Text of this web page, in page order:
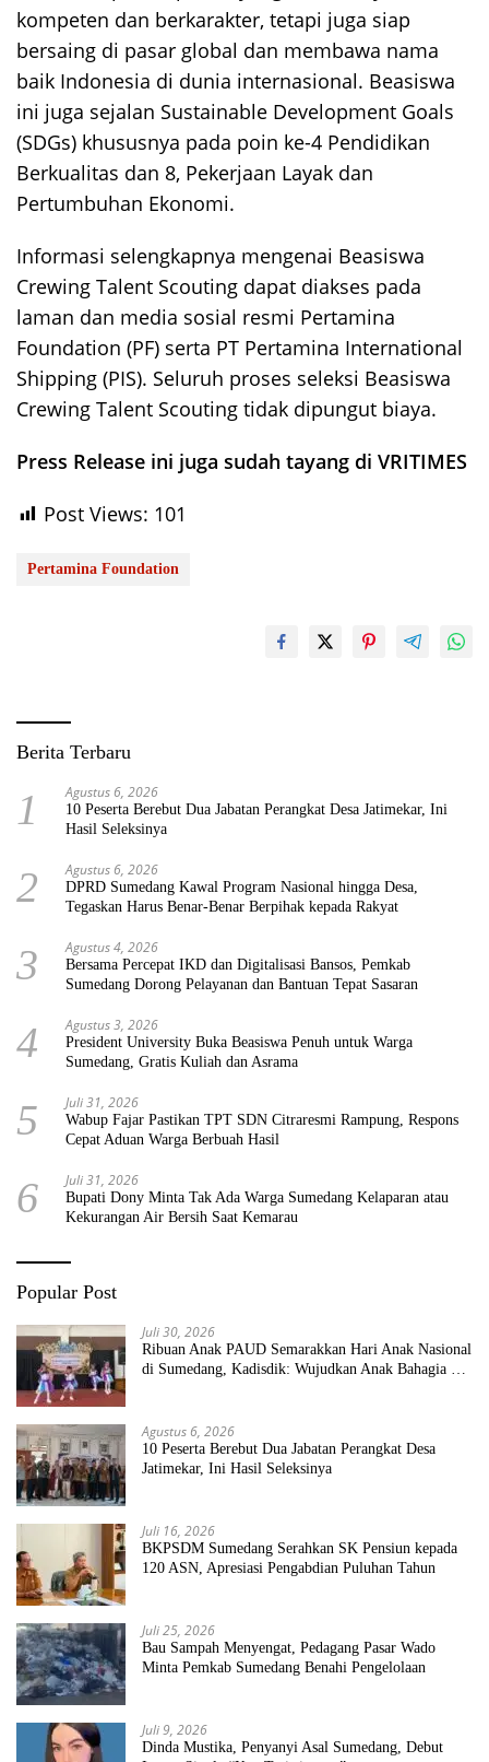
kompeten dan berkarakter, tetapi juga siap
bersaing di pasar global dan membawa nama
baik Indonesia di dunia internasional. Beasiswa
ini juga sejalan Sustainable Development Goals
(SDGs) khususnya pada poin ke-4 Pendidikan
Berkualitas dan 8, Pekerjaan Layak dan
Pertumbuhan Ekonomi.
Informasi selengkapnya mengenai Beasiswa
Crewing Talent Scouting dapat diakses pada
laman dan media sosial resmi Pertamina
Foundation (PF) serta PT Pertamina International
Shipping (PIS). Seluruh proses seleksi Beasiswa
Crewing Talent Scouting tidak dipungut biaya.
Press Release ini juga sudah tayang di VRITIMES
Post Views: 101
Pertamina Foundation
Berita Terbaru
1 Agustus 6, 2026
10 Peserta Berebut Dua Jabatan Perangkat Desa Jatimekar, Ini
Hasil Seleksinya
2 Agustus 6, 2026
DPRD Sumedang Kawal Program Nasional hingga Desa,
Tegaskan Harus Benar-Benar Berpihak kepada Rakyat
3 Agustus 4, 2026
Bersama Percepat IKD dan Digitalisasi Bansos, Pemkab
Sumedang Dorong Pelayanan dan Bantuan Tepat Sasaran
4 Agustus 3, 2026
President University Buka Beasiswa Penuh untuk Warga
Sumedang, Gratis Kuliah dan Asrama
5 Juli 31, 2026
Wabup Fajar Pastikan TPT SDN Citraresmi Rampung, Respons
Cepat Aduan Warga Berbuah Hasil
6 Juli 31, 2026
Bupati Dony Minta Tak Ada Warga Sumedang Kelaparan atau
Kekurangan Air Bersih Saat Kemarau
Popular Post
Juli 30, 2026
Ribuan Anak PAUD Semarakkan Hari Anak Nasional
di Sumedang, Kadisdik: Wujudkan Anak Bahagia dan
Agustus 6, 2026
10 Peserta Berebut Dua Jabatan Perangkat Desa
Jatimekar, Ini Hasil Seleksinya
Juli 16, 2026
BKPSDM Sumedang Serahkan SK Pensiun kepada
120 ASN, Apresiasi Pengabdian Puluhan Tahun
Juli 25, 2026
Bau Sampah Menyengat, Pedagang Pasar Wado
Minta Pemkab Sumedang Benahi Pengelolaan
Juli 9, 2026
Dinda Mustika, Penyanyi Asal Sumedang, Debut